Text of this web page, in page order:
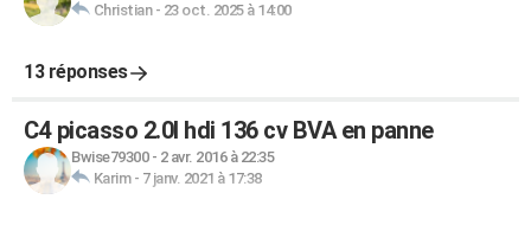
Christian- 23 oct. 2025 à 14:00
13 réponses
C4 picasso 2.0l hdi 136 cv BVA en panne
Bwise79300- 2 avr. 2016 à 22:35
Karim- 7 janv. 2021 à 17:38